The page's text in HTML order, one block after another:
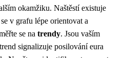
okamžiku. Naštěstí existuje
v grafu lépe orientovat a
se na trendy. Jsou vaším
signalizuje posilování eura